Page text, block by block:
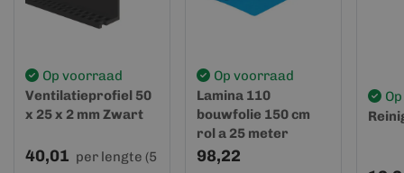
Op voorraad
Ventilatieprofiel 50
x 25 x 2 mm Zwart
40,01 per lengte (5
Op voorraad
Lamina 110
bouwfolie 150 cm
rol a 25 meter
(blauw)
98,22